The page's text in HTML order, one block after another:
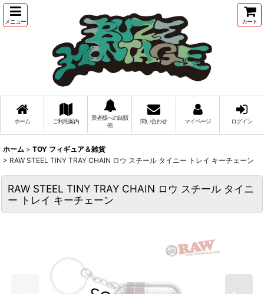
メニュー カート
ホーム ご利用案内
業者様への卸販
売
問い合わせ マイページ ログイン
ホーム > TOY フィギュア＆雑貨
> RAW STEEL TINY TRAY CHAIN ロウ スチール タイニー トレイ キーチェーン
RAW STEEL TINY TRAY CHAIN ロウ スチール タイニ
ー トレイ キーチェーン